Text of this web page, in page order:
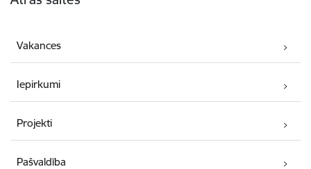
Vakances
Iepirkumi
Projekti
Pašvaldība